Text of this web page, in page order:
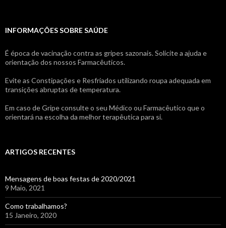
INFORMAÇÕES SOBRE SAÚDE
É época de vacinação contra as gripes sazonais. Solicite a ajuda e
orientação dos nossos Farmacêuticos.
Evite as Constipações e Resfriados utilizando roupa adequada em
transições abruptas de temperatura.
Em caso de Gripe consulte o seu Médico ou Farmacêutico que o
orientará na escolha da melhor terapêutica para si.
ARTIGOS RECENTES
Mensagens de boas festas de 2020/2021
9 Maio, 2021
Como trabalhamos?
15 Janeiro, 2020